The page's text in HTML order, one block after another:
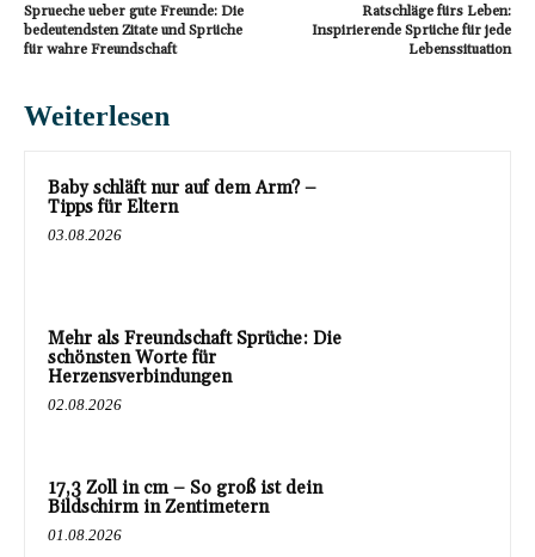
Sprueche ueber gute Freunde: Die
bedeutendsten Zitate und Sprüche
für wahre Freundschaft
Ratschläge fürs Leben:
Inspirierende Sprüche für jede
Lebenssituation
Weiterlesen
Baby schläft nur auf dem Arm? –
Tipps für Eltern
03.08.2026
Mehr als Freundschaft Sprüche: Die
schönsten Worte für
Herzensverbindungen
02.08.2026
17,3 Zoll in cm – So groß ist dein
Bildschirm in Zentimetern
01.08.2026